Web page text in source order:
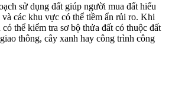
sử dụng đất giúp người mua đất hiểu
các khu vực có thể tiềm ẩn rủi ro. Khi
thể kiểm tra sơ bộ thửa đất có thuộc đất
thông, cây xanh hay công trình công